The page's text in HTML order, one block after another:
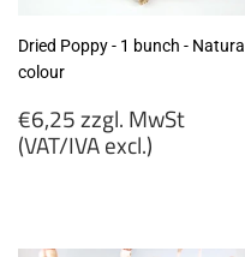
Dried Poppy - 1 bunch - Natural
colour
Regular
price
€6,25 zzgl. MwSt
(VAT/IVA excl.)
MwSt